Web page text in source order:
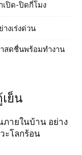
ย็น
ภายในบ้าน อย่าง
ะโลกร้อน
เปิด-ปิดกี่โมง
งเร่งด่วน
สดชื่นพร้อมทำงาน